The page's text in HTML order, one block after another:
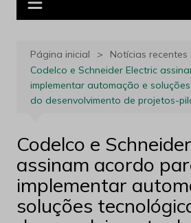
Página inicial
Notícias recentes
Codelco e Schneider Electric
implementar automação e
do desenvolvimento de projetos-
Codelco e
assinam acordo
implementar
soluções